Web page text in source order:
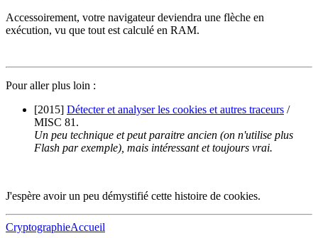
Accessoirement, votre navigateur deviendra une flèche en
exécution, vu que tout est calculé en RAM.
Pour aller plus loin :
[2015] Détecter et analyser les cookies et autres traceurs /
MISC 81.
Un peu technique et peut paraitre ancien (on n'utilise plus
Flash par exemple), mais intéressant et toujours vrai.
J'espère avoir un peu démystifié cette histoire de cookies.
CryptographieAccueil